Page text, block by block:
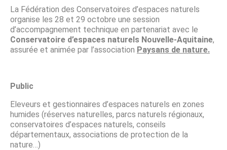
La Fédération des Conservatoires d’espaces naturels
organise les 28 et 29 octobre une session
d’accompagnement technique en partenariat avec le
Conservatoire d’espaces naturels Nouvelle-Aquitaine,
assurée et animée par l’association Paysans de nature.
Public
Eleveurs et gestionnaires d’espaces naturels en zones
humides (réserves naturelles, parcs naturels régionaux,
conservatoires d’espaces naturels, conseils
départementaux, associations de protection de la
nature…)